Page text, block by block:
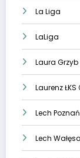
La Liga
LaLiga
Laura Grzyb
Laurenz
Lech Poznań
Lech Wałęsa